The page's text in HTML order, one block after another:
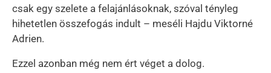
csak egy szelete a felajánlásoknak, szóval tényleg
hihetetlen összefogás indult – meséli Hajdu Viktorné
Adrien.
Ezzel azonban még nem ért véget a dolog.